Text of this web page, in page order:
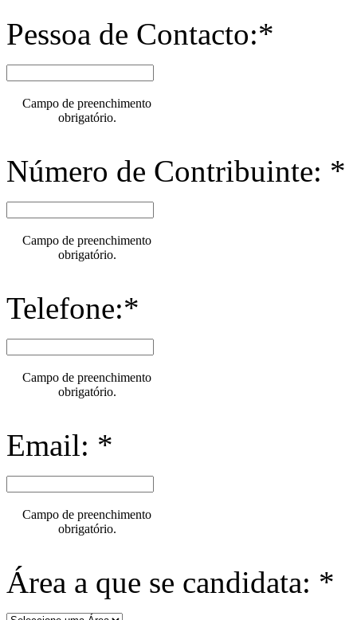
Pessoa de Contacto:*
Campo de preenchimento
obrigatório.
Número de Contribuinte: *
Campo de preenchimento
obrigatório.
Telefone:*
Campo de preenchimento
obrigatório.
Email: *
Campo de preenchimento
obrigatório.
Área a que se candidata: *